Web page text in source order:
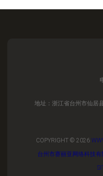
地址：浙江省台州市仙居
COPYRIGHT © 2026
台州市赛丽亚网络科技有